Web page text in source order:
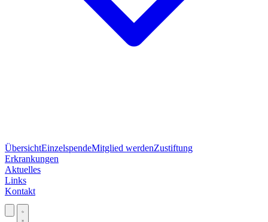
ÜbersichtEinzelspendeMitglied werdenZustiftung
Erkrankungen
Aktuelles
Links
Kontakt